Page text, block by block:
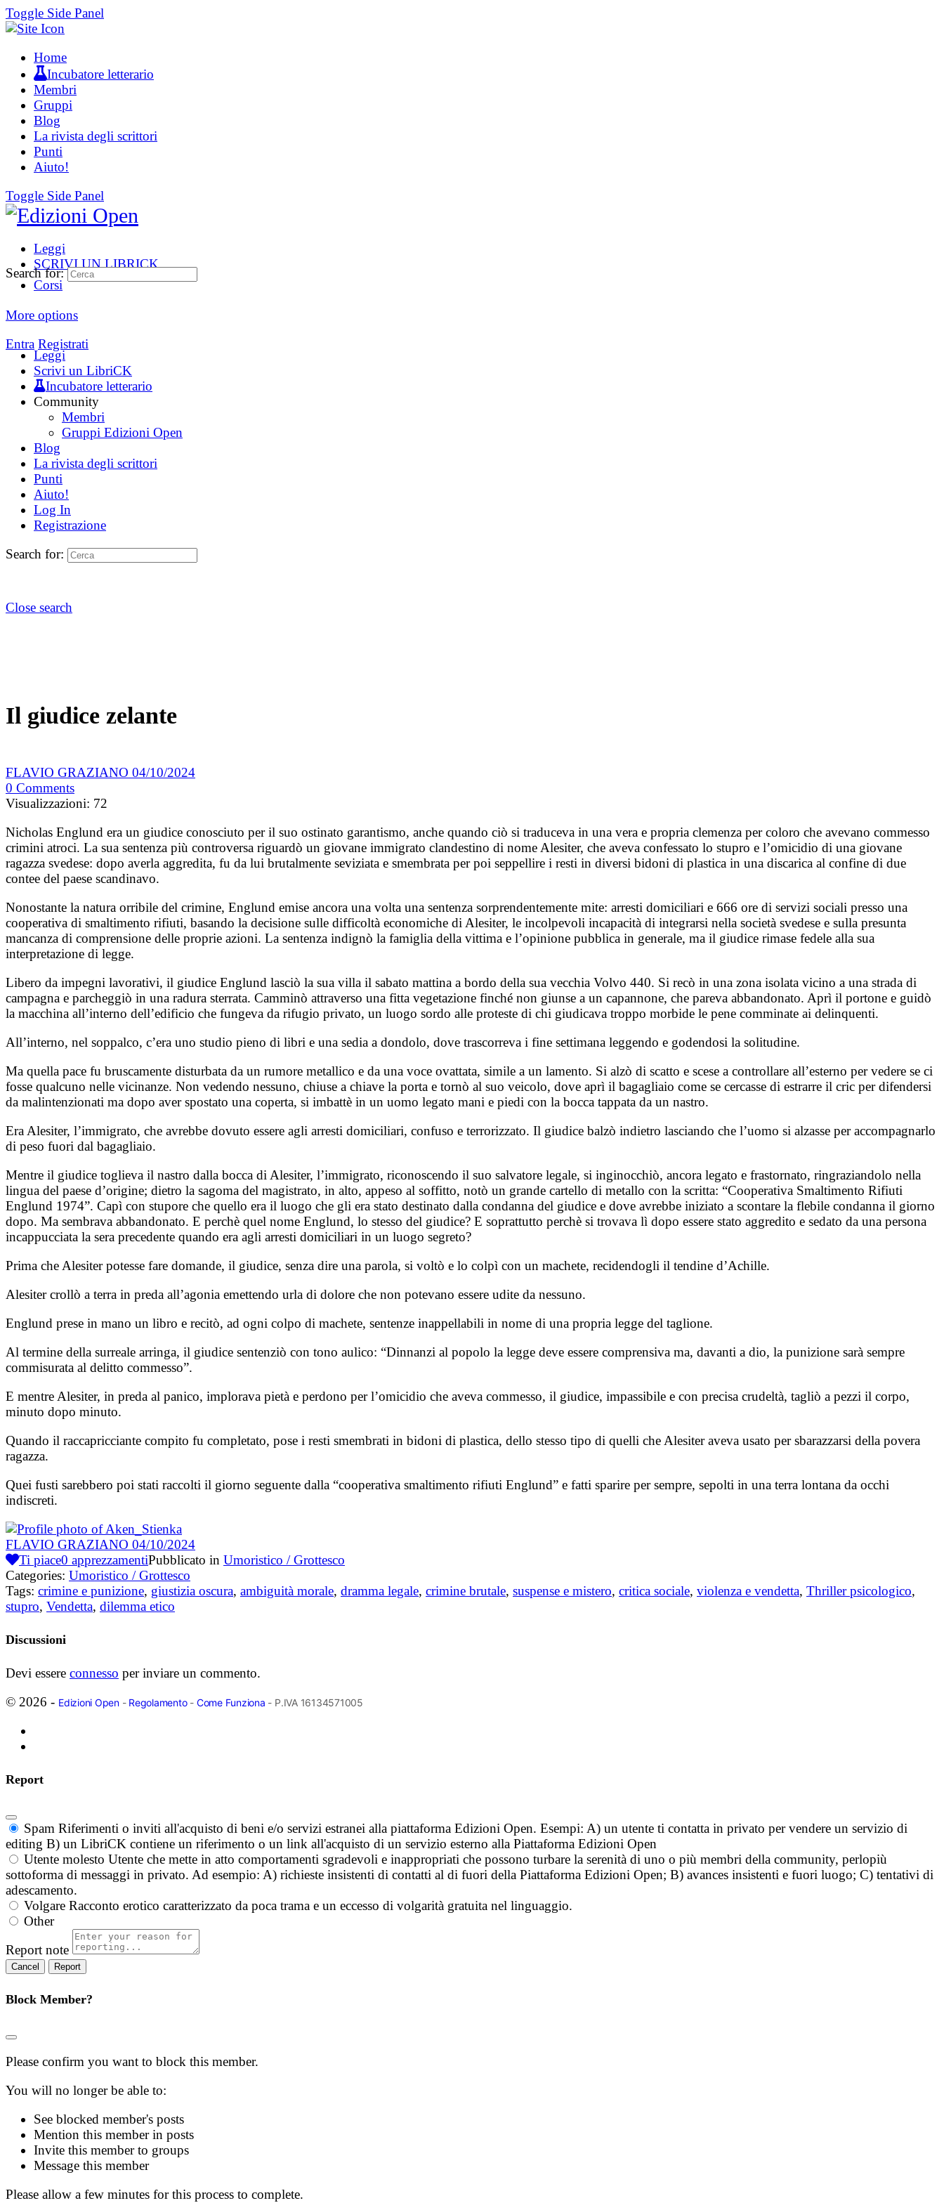
Toggle Side Panel
Home
Incubatore letterario
Membri
Gruppi
Blog
La rivista degli scrittori
Punti
Aiuto!
Toggle Side Panel
Leggi
SCRIVI UN LIBRICK
Corsi
More options
Entra Registrati
Search for:
Leggi
Scrivi un LibriCK
Incubatore letterario
Community
Membri
Gruppi Edizioni Open
Blog
La rivista degli scrittori
Punti
Aiuto!
Log In
Registrazione
Search for:
Close search
Il giudice zelante
FLAVIO GRAZIANO 04/10/2024
0 Comments
Visualizzazioni: 72
Nicholas Englund era un giudice conosciuto per il suo ostinato garantismo, anche quando ciò si traduceva in una vera e propria clemenza per coloro che avevano commesso
crimini atroci. La sua sentenza più controversa riguardò un giovane immigrato clandestino di nome Alesiter, che aveva confessato lo stupro e l’omicidio di una giovane
ragazza svedese: dopo averla aggredita, fu da lui brutalmente seviziata e smembrata per poi seppellire i resti in diversi bidoni di plastica in una discarica al confine di due
contee del paese scandinavo.
Nonostante la natura orribile del crimine, Englund emise ancora una volta una sentenza sorprendentemente mite: arresti domiciliari e 666 ore di servizi sociali presso una
cooperativa di smaltimento rifiuti, basando la decisione sulle difficoltà economiche di Alesiter, le incolpevoli incapacità di integrarsi nella società svedese e sulla presunta
mancanza di comprensione delle proprie azioni. La sentenza indignò la famiglia della vittima e l’opinione pubblica in generale, ma il giudice rimase fedele alla sua
interpretazione di legge.
Libero da impegni lavorativi, il giudice Englund lasciò la sua villa il sabato mattina a bordo della sua vecchia Volvo 440. Si recò in una zona isolata vicino a una strada di
campagna e parcheggiò in una radura sterrata. Camminò attraverso una fitta vegetazione finché non giunse a un capannone, che pareva abbandonato. Aprì il portone e guidò
la macchina all’interno dell’edificio che fungeva da rifugio privato, un luogo sordo alle proteste di chi giudicava troppo morbide le pene comminate ai delinquenti.
All’interno, nel soppalco, c’era uno studio pieno di libri e una sedia a dondolo, dove trascorreva i fine settimana leggendo e godendosi la solitudine.
Ma quella pace fu bruscamente disturbata da un rumore metallico e da una voce ovattata, simile a un lamento. Si alzò di scatto e scese a controllare all’esterno per vedere se ci
fosse qualcuno nelle vicinanze. Non vedendo nessuno, chiuse a chiave la porta e tornò al suo veicolo, dove aprì il bagagliaio come se cercasse di estrarre il cric per difendersi
da malintenzionati ma dopo aver spostato una coperta, si imbattè in un uomo legato mani e piedi con la bocca tappata da un nastro.
Era Alesiter, l’immigrato, che avrebbe dovuto essere agli arresti domiciliari, confuso e terrorizzato. Il giudice balzò indietro lasciando che l’uomo si alzasse per accompagnarlo
di peso fuori dal bagagliaio.
Mentre il giudice toglieva il nastro dalla bocca di Alesiter, l’immigrato, riconoscendo il suo salvatore legale, si inginocchiò, ancora legato e frastornato, ringraziandolo nella
lingua del paese d’origine; dietro la sagoma del magistrato, in alto, appeso al soffitto, notò un grande cartello di metallo con la scritta: “Cooperativa Smaltimento Rifiuti
Englund 1974”. Capì con stupore che quello era il luogo che gli era stato destinato dalla condanna del giudice e dove avrebbe iniziato a scontare la flebile condanna il giorno
dopo. Ma sembrava abbandonato. E perchè quel nome Englund, lo stesso del giudice? E soprattutto perchè si trovava lì dopo essere stato aggredito e sedato da una persona
incappucciata la sera precedente quando era agli arresti domiciliari in un luogo segreto?
Prima che Alesiter potesse fare domande, il giudice, senza dire una parola, si voltò e lo colpì con un machete, recidendogli il tendine d’Achille.
Alesiter crollò a terra in preda all’agonia emettendo urla di dolore che non potevano essere udite da nessuno.
Englund prese in mano un libro e recitò, ad ogni colpo di machete, sentenze inappellabili in nome di una propria legge del taglione.
Al termine della surreale arringa, il giudice sentenziò con tono aulico: “Dinnanzi al popolo la legge deve essere comprensiva ma, davanti a dio, la punizione sarà sempre
commisurata al delitto commesso”.
E mentre Alesiter, in preda al panico, implorava pietà e perdono per l’omicidio che aveva commesso, il giudice, impassibile e con precisa crudeltà, tagliò a pezzi il corpo,
minuto dopo minuto.
Quando il raccapricciante compito fu completato, pose i resti smembrati in bidoni di plastica, dello stesso tipo di quelli che Alesiter aveva usato per sbarazzarsi della povera
ragazza.
Quei fusti sarebbero poi stati raccolti il giorno seguente dalla “cooperativa smaltimento rifiuti Englund” e fatti sparire per sempre, sepolti in una terra lontana da occhi
indiscreti.
FLAVIO GRAZIANO 04/10/2024
Ti piace0 apprezzamentiPubblicato in Umoristico / Grottesco
Categories: Umoristico / Grottesco
Tags: crimine e punizione, giustizia oscura, ambiguità morale, dramma legale, crimine brutale, suspense e mistero, critica sociale, violenza e vendetta, Thriller psicologico,
stupro, Vendetta, dilemma etico
Discussioni
Devi essere connesso per inviare un commento.
© 2026 - Edizioni Open- Regolamento- Come Funziona - P.IVA 16134571005
Report
Spam Riferimenti o inviti all'acquisto di beni e/o servizi estranei alla piattaforma Edizioni Open. Esempi: A) un utente ti contatta in privato per vendere un servizio di
editing B) un LibriCK contiene un riferimento o un link all'acquisto di un servizio esterno alla Piattaforma Edizioni Open
Utente molesto Utente che mette in atto comportamenti sgradevoli e inappropriati che possono turbare la serenità di uno o più membri della community, perlopiù
sottoforma di messaggi in privato. Ad esempio: A) richieste insistenti di contatti al di fuori della Piattaforma Edizioni Open; B) avances insistenti e fuori luogo; C) tentativi di
adescamento.
Volgare Racconto erotico caratterizzato da poca trama e un eccesso di volgarità gratuita nel linguaggio.
Other
Report note
Report
Block Member?
Please confirm you want to block this member.
You will no longer be able to:
See blocked member's posts
Mention this member in posts
Invite this member to groups
Message this member
Please allow a few minutes for this process to complete.